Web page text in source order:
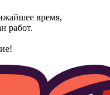
время,
работ.